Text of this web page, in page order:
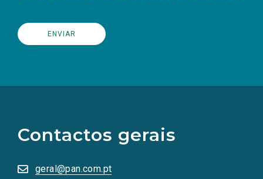
Contactos gerais
geral@pan.com.pt
redes
sociais
numa
nova